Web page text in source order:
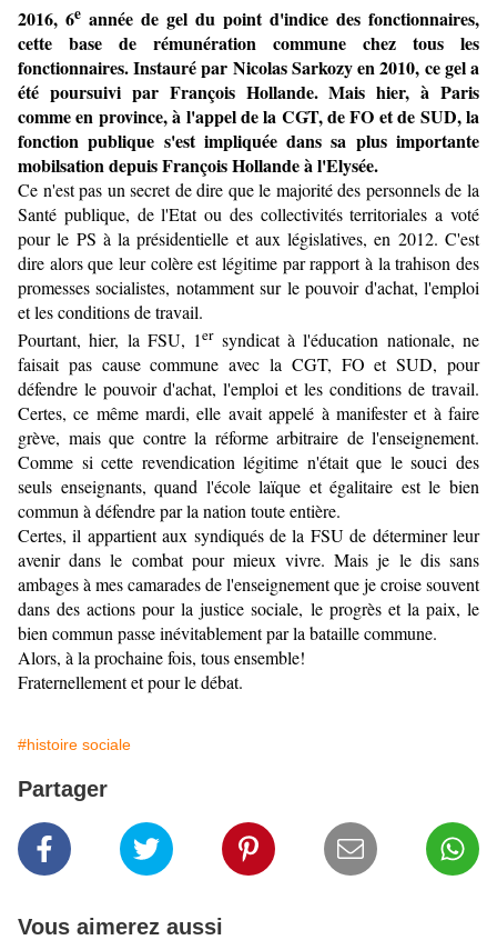
2016, 6e année de gel du point d'indice des fonctionnaires,
cette base de rémunération commune chez tous les
fonctionnaires. Instauré par Nicolas Sarkozy en 2010, ce gel a
été poursuivi par François Hollande. Mais hier, à Paris
comme en province, à l'appel de la CGT, de FO et de SUD, la
fonction publique s'est impliquée dans sa plus importante
mobilsation depuis François Hollande à l'Elysée.
Ce n'est pas un secret de dire que le majorité des personnels de la
Santé publique, de l'Etat ou des collectivités territoriales a voté
pour le PS à la présidentielle et aux législatives, en 2012. C'est
dire alors que leur colère est légitime par rapport à la trahison des
promesses socialistes, notamment sur le pouvoir d'achat, l'emploi
et les conditions de travail.
Pourtant, hier, la FSU, 1ersyndicat à l'éducation nationale, ne
faisait pas cause commune avec la CGT, FO et SUD, pour
défendre le pouvoir d'achat, l'emploi et les conditions de travail.
Certes, ce même mardi, elle avait appelé à manifester et à faire
grève, mais que contre la réforme arbitraire de l'enseignement.
Comme si cette revendication légitime n'était que le souci des
seuls enseignants, quand l'école laïque et égalitaire est le bien
commun à défendre par la nation toute entière.
Certes, il appartient aux syndiqués de la FSU de déterminer leur
avenir dans le combat pour mieux vivre. Mais je le dis sans
ambages à mes camarades de l'enseignement que je croise souvent
dans des actions pour la justice sociale, le progrès et la paix, le
bien commun passe inévitablement par la bataille commune.
Alors, à la prochaine fois, tous ensemble!
Fraternellement et pour le débat.
#histoire sociale
Partager
Vous aimerez aussi